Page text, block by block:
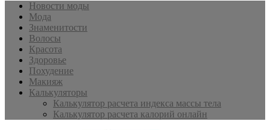
Новости моды
Мода
Знаменитости
Волосы
Красота
Здоровье
Похудение
Макияж
Калькуляторы
Калькулятор расчета индекса массы тела
Калькулятор расчета калорий онлайн